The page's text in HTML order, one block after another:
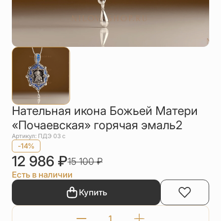
Упаковка
Цепи
шею
Другое
Нательная икона Божьей Матери
«Почаевская» горячая эмаль2
Артикул: ПДЭ 03 с
-14%
12 986 ₽15 100₽
Есть в наличии
Купить